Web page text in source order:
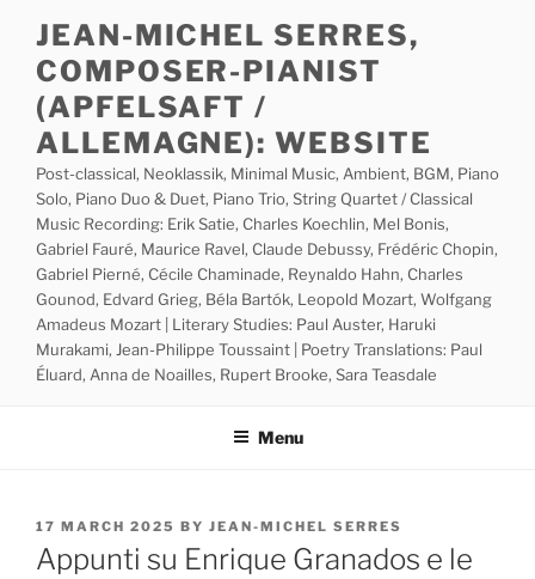
content
JEAN-MICHEL SERRES,
COMPOSER-PIANIST
(APFELSAFT /
ALLEMAGNE): WEBSITE
Post-classical, Neoklassik, Minimal Music, Ambient, BGM, Piano
Solo, Piano Duo & Duet, Piano Trio, String Quartet / Classical
Music Recording: Erik Satie, Charles Koechlin, Mel Bonis,
Gabriel Fauré, Maurice Ravel, Claude Debussy, Frédéric Chopin,
Gabriel Pierné, Cécile Chaminade, Reynaldo Hahn, Charles
Gounod, Edvard Grieg, Béla Bartók, Leopold Mozart, Wolfgang
Amadeus Mozart | Literary Studies: Paul Auster, Haruki
Murakami, Jean-Philippe Toussaint | Poetry Translations: Paul
Éluard, Anna de Noailles, Rupert Brooke, Sara Teasdale
Menu
POSTED
ON
17 MARCH 2025 BY JEAN-MICHEL SERRES
Appunti su Enrique Granados e le